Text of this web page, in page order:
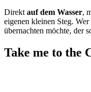
Direkt auf dem Wasser,
eigenen kleinen Steg.
übernachten möchte, der
Take me to the